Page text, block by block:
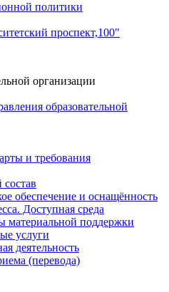
политики
проспект,100"
организации
образовательной
и требования
обеспечение и оснащённость
Доступная среда
поддержки
услуги
деятельность
(перевода)